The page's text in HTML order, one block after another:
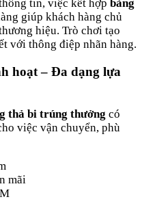
tin, việc kết hợp bảng
giúp khách hàng chủ
hiệu. Trò chơi tạo
với thông điệp nhãn hàng.
hoạt – Đa dạng lựa
thả bi trúng thưởng có
việc vận chuyển, phù
mãi